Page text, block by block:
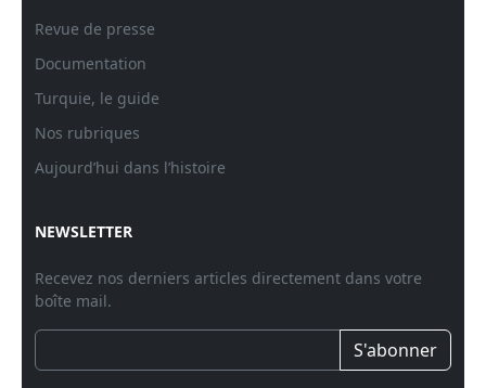
Revue de presse
Documentation
Turquie, le guide
Nos rubriques
Aujourd’hui dans l’histoire
NEWSLETTER
Recevez nos derniers articles directement dans votre
boîte mail.
S'abonner